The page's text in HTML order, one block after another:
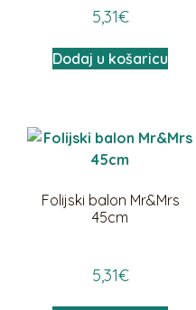
5,31€
Dodaj u košaricu
Folijski balon Mr&Mrs
45cm
5,31€